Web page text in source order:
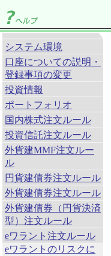
システム環境
口座についての説明・
登録事項の変更
投資情報
ポートフォリオ
国内株式注文ルール
投資信託注文ルール
外貨建MMF注文ルー
ル
円貨建債券注文ルール
外貨建債券注文ルール
外貨建債券（円貨決済
型）注文ルール
eワラント注文ルール
eワラントのリスクに